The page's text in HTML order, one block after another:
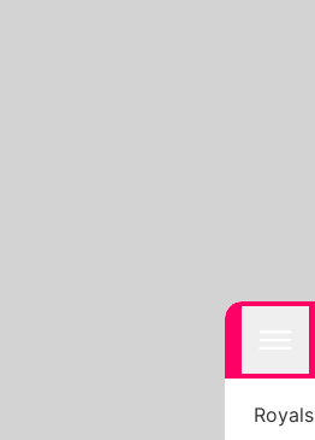
Royals